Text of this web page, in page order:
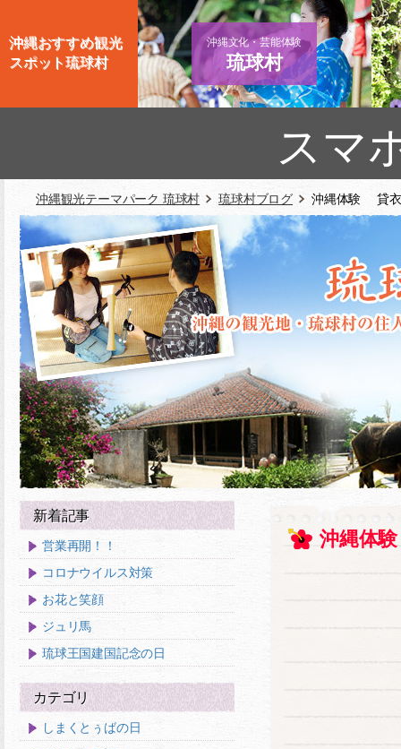
沖縄おすすめ観光
スポット琉球村
沖縄文化・芸能体験
琉球村
スマ
沖縄観光テーマパーク 琉球村 琉球村ブログ 沖縄体験 貸
沖縄体
新着記事
営業再開！！
コロナウイルス対策
お花と笑顔
ジュリ馬
琉球王国建国記念の日
カテゴリ
しまくとぅばの日